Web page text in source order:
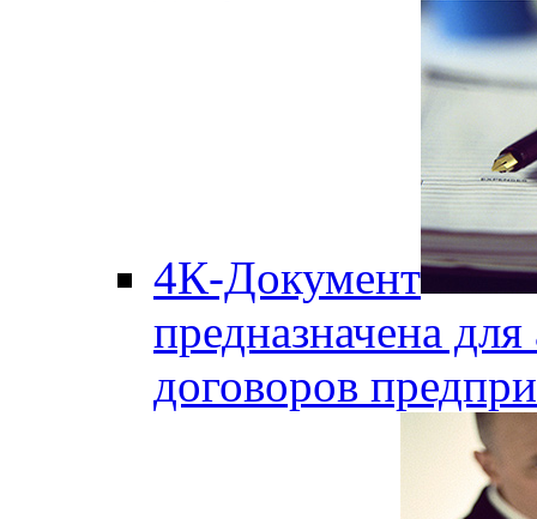
4К-Документ
предназначена
договоров